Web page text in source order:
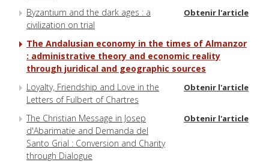
Byzantium and the dark ages : a
civilization on trial
Obtenir l'article
The Andalusian economy in the times of Almanzor
: administrative theory and economic reality
through juridical and geographic sources
Loyalty, Friendship and Love in the
Letters of Fulbert of Chartres
Obtenir l'article
The Christian Message in Josep
d'Abarimatie and Demanda del
Santo Grial : Conversion and Charity
through Dialogue
Obtenir l'article